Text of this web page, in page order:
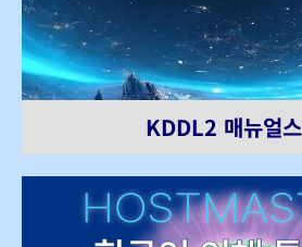
KDDL2 매뉴얼